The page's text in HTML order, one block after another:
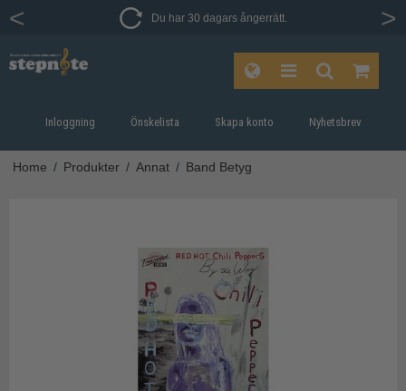
Du har 30 dagars ångerrätt.
Inloggning Önskelista Skapa konto Nyhetsbrev
Home / Produkter / Annat / Band Betyg